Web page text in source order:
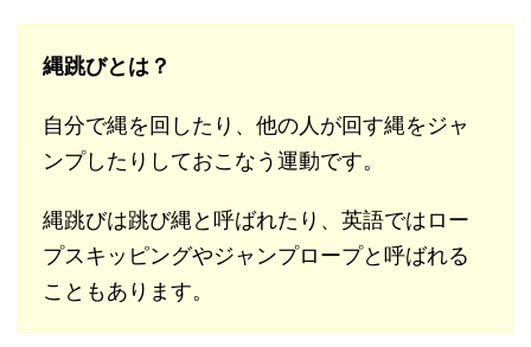
縄跳びとは？
自分で縄を回したり、他の人が回す縄をジャ
ンプしたりしておこなう運動です。
縄跳びは跳び縄と呼ばれたり、英語ではロー
プスキッピングやジャンプロープと呼ばれる
こともあります。